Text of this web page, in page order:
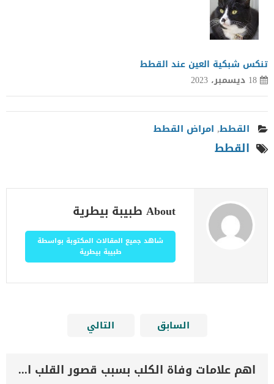
تنكس شبكية العين عند القطط
18 ديسمبر، 2023
القطط, امراض القطط
القطط
About طبيبة بيطرية
شاهد جميع المقالات المكتوبة بواسطة
طبيبة بيطرية
السابق التالي
اهم علامات وفاة الكلب بسبب قصور القلب الاحتقانى